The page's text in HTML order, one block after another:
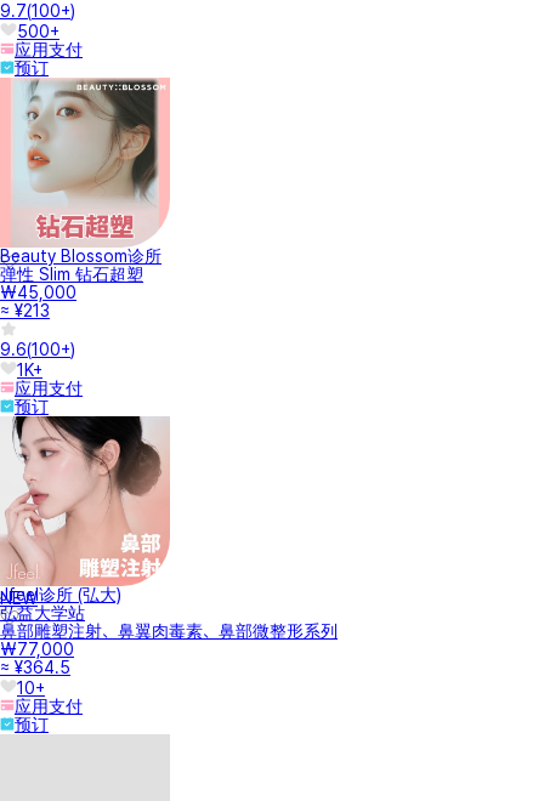
9.7(100+)
500+
应用支付
预订
Beauty Blossom诊所
弹性 Slim 钻石超塑
₩45,000
≈ ¥213
9.6(100+)
1K+
应用支付
预订
NEW
Jfeel诊所 (弘大)
弘益大学站
鼻部雕塑注射、鼻翼肉毒素、鼻部微整形系列
₩77,000
≈ ¥364.5
10+
应用支付
预订